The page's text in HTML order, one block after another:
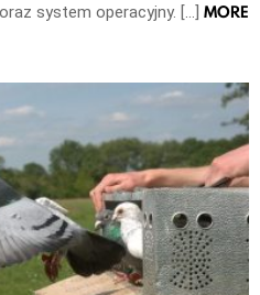
system operacyjny. […] MORE